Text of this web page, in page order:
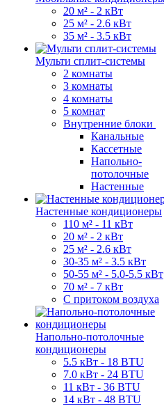
20 м² - 2 кВт
25 м² - 2.6 кВт
35 м² - 3.5 кВт
Мульти сплит-системы
2 комнаты
3 комнаты
4 комнаты
5 комнат
Внутренние блоки
Канальные
Кассетные
Напольно-
потолочные
Настенные
Настенные кондиционеры
110 м² - 11 кВт
20 м² - 2 кВт
25 м² - 2.6 кВт
30-35 м² - 3.5 кВт
50-55 м² - 5.0-5.5 кВт
70 м² - 7 кВт
С притоком воздуха
Напольно-потолочные
кондиционеры
5.5 кВт - 18 BTU
7.0 кВт - 24 BTU
11 кВт - 36 BTU
14 кВт - 48 BTU